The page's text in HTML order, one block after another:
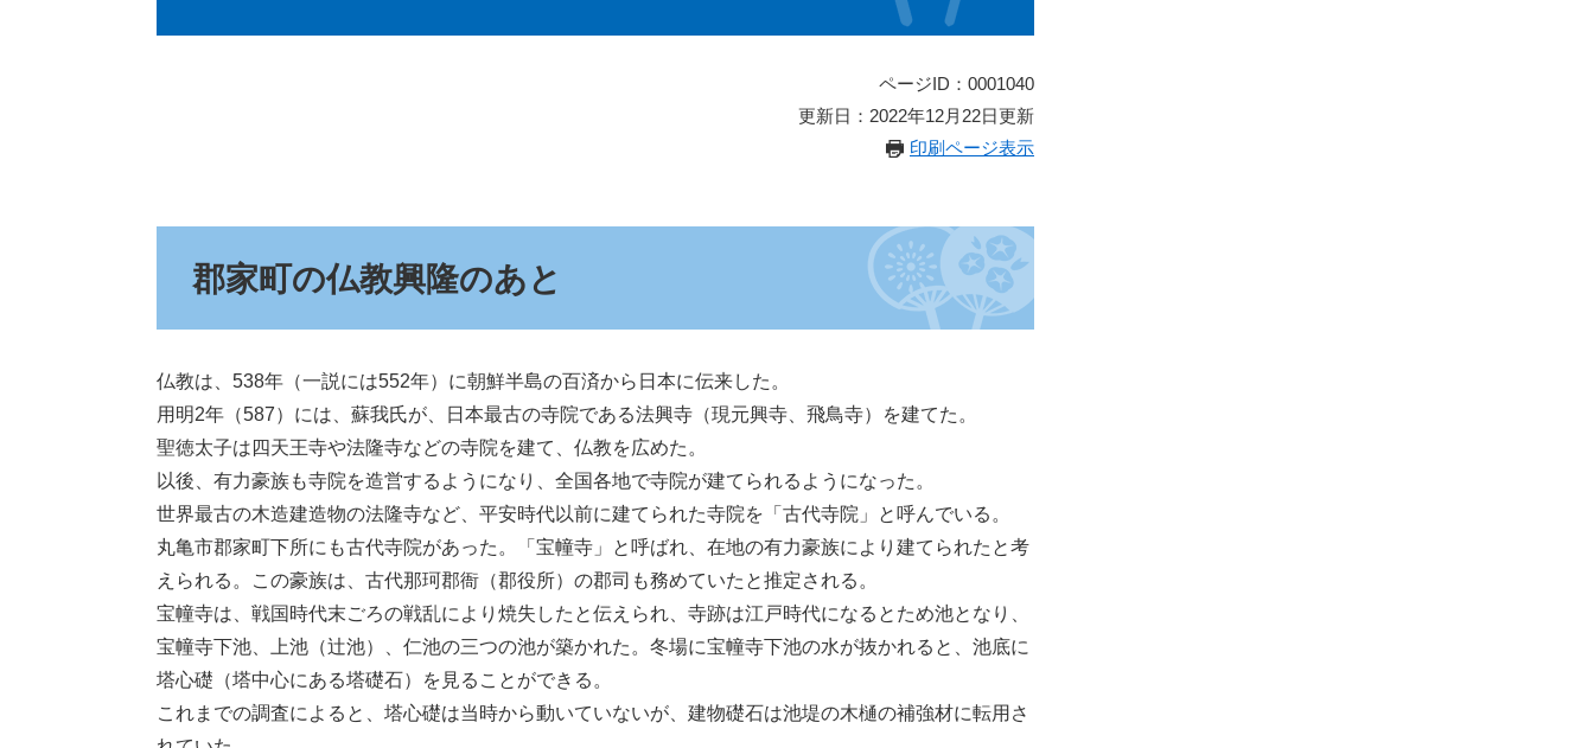
ページID：0001040
更新日：2022年12月22日更新
印刷ページ表示
郡家町の仏教興隆のあと
仏教は、538年（一説には552年）に朝鮮半島の百済から日本に伝来した。
用明2年（587）には、蘇我氏が、日本最古の寺院である法興寺（現元興寺、飛鳥寺）を建てた。
聖徳太子は四天王寺や法隆寺などの寺院を建て、仏教を広めた。
以後、有力豪族も寺院を造営するようになり、全国各地で寺院が建てられるようになった。
世界最古の木造建造物の法隆寺など、平安時代以前に建てられた寺院を「古代寺院」と呼んでいる。
丸亀市郡家町下所にも古代寺院があった。「宝幢寺」と呼ばれ、在地の有力豪族により建てられたと考
えられる。この豪族は、古代那珂郡衙（郡役所）の郡司も務めていたと推定される。
宝幢寺は、戦国時代末ごろの戦乱により焼失したと伝えられ、寺跡は江戸時代になるとため池となり、
宝幢寺下池、上池（辻池）、仁池の三つの池が築かれた。冬場に宝幢寺下池の水が抜かれると、池底に
塔心礎（塔中心にある塔礎石）を見ることができる。
これまでの調査によると、塔心礎は当時から動いていないが、建物礎石は池堤の木樋の補強材に転用さ